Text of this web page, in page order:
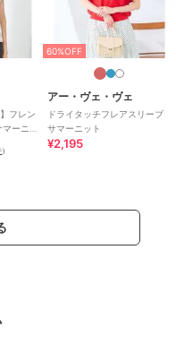
フレン
ーニ
）
60%OFF
アー・ヴェ・ヴェ
ドライタッチフレアスリーブ
サマーニット
¥2,195